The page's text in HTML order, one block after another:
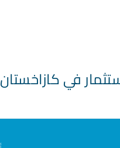
في كازاخستان